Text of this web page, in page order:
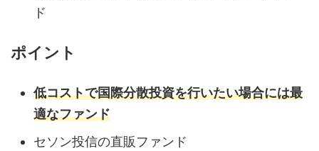
ド
ポイント
低コストで国際分散投資を行いたい場合には最
適なファンド
セソン投信の直販ファンド